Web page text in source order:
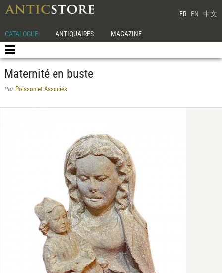
FR EN 中文
CATALOGUE ANTIQUAIRES MAGAZINE
Maternité en buste
ParPoisson et Associés